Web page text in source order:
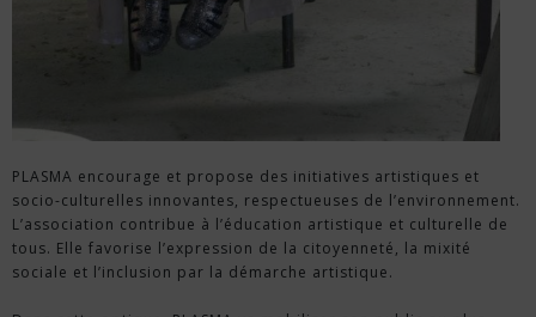
PLASMA encourage et propose des initiatives artistiques et
socio-culturelles innovantes, respectueuses de l’environnement.
L’association contribue à l’éducation artistique et culturelle de
tous. Elle favorise l’expression de la citoyenneté, la mixité
sociale et l’inclusion par la démarche artistique.